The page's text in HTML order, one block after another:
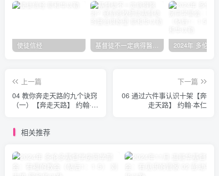
使徒信经 基督徒不一定病得醫治？寇紹恩牧師談基督徒的醫治與盼望
上一篇
04 教你奔走天路的九个诀窍
（一）【奔走天路】 约翰·本
下一篇
06 通过六件事认识十架【奔
走天路】 约翰·本仁
相关推荐